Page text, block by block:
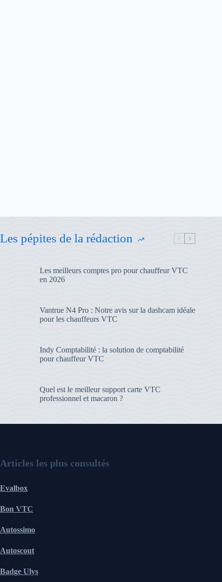
Les pépites de la rédaction
Les meilleurs comptes pro pour chauffeur VTC
en 2026
Vantrue N4 Pro : Notre avis sur la dashcam idéale
pour les chauffeurs VTC
Indy Comptabilité : la solution de comptabilité
pour chauffeur VTC
Quel est le meilleur support carte VTC
professionnel et macaron ?
Articles les plus consultés
Evalbox
Bon VTC
Autossimo
Autoscout
Badge Ulys